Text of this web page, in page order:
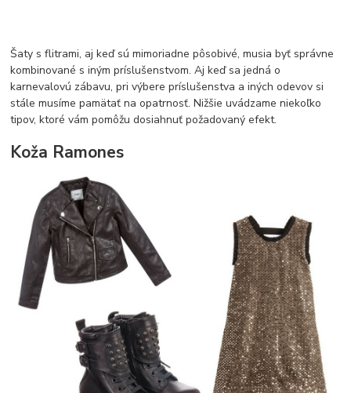
L.O.L. Surprise zvieratká
L.O.L. Surprise hračky
L.O.L. Surprise domčeky
L.O.L. Surprise postavičky
L.O.L. Surprise zberateľské figúrky
L.O.L. OMG L.O.L. OMG Bábiky
Šaty s flitrami, aj keď sú mimoriadne pôsobivé, musia byť správne
kombinované s iným príslušenstvom. Aj keď sa jedná o
karnevalovú zábavu, pri výbere príslušenstva a iných odevov si
stále musíme pamätať na opatrnosť. Nižšie uvádzame niekoľko
tipov, ktoré vám pomôžu dosiahnuť požadovaný efekt.
Koža Ramones